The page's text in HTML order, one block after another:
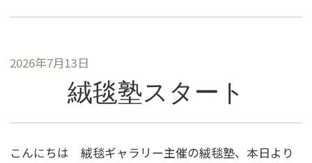
2026年7月13日
絨毯塾スタート
こんにちは 絨毯ギャラリー主催の絨毯塾、本日より